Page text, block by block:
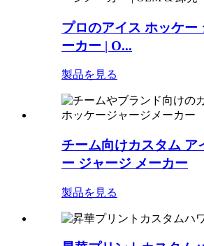
プロのアイス ホッケー
ーカー | O...
製品を見る
チーム向けカスタム ア
ー ジャージ メーカー
製品を見る